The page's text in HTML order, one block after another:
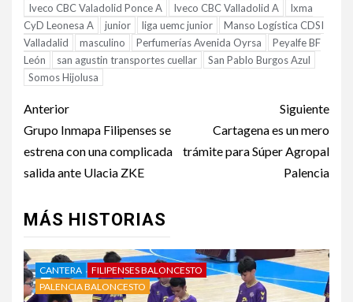
Iveco CBC Valadolid Ponce A
Iveco CBC Valladolid A
Ixma
CyD Leonesa A
junior liga uemc junior
Manso Logística CDSI
Valladalid
masculino Perfumerías Avenida Oyrsa
Peyalfe BF
León
san agustin transportes cuellar
San Pablo Burgos Azul
Somos Hijolusa
Anterior
Grupo Inmapa Filipenses se
estrena con una complicada
salida ante Ulacia ZKE
Siguiente
Cartagena es un mero
trámite para Súper Agropal
Palencia
MÁS HISTORIAS
CANTERA
FILIPENSES BALONCESTO
PALENCIA BALONCESTO